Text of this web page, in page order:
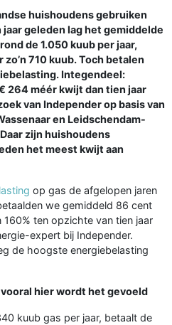
huishoudens gebruiken
geleden lag het gemiddelde
de 1.050 kuub per jaar,
710 kuub. Toch betalen
Integendeel:
264 méér kwijt dan tien jaar
van Independer op basis van
en Leidschendam-
zijn huishoudens
het meest kwijt aan
op gas de afgelopen jaren
we gemiddeld 86 cent
ten opzichte van tien jaar
expert bij Independer.
de hoogste energiebelasting
hier wordt het gevoeld
kuub gas per jaar, betaalt de